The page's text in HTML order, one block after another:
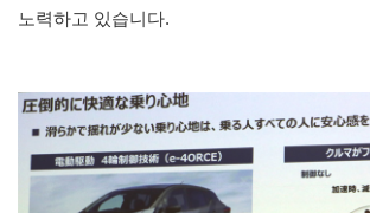
노력하고 있습니다.